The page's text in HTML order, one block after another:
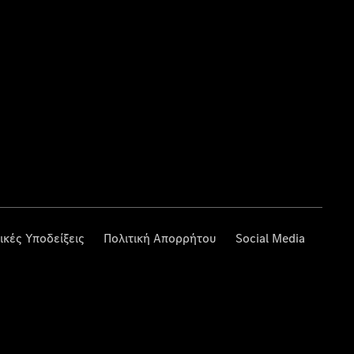
Υποδείξεις Πολιτική Απορρήτου Social Media